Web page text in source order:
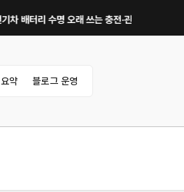
수명 오래 쓰는 충전·관리 습관｜주행거리 불
약 블로그 운영